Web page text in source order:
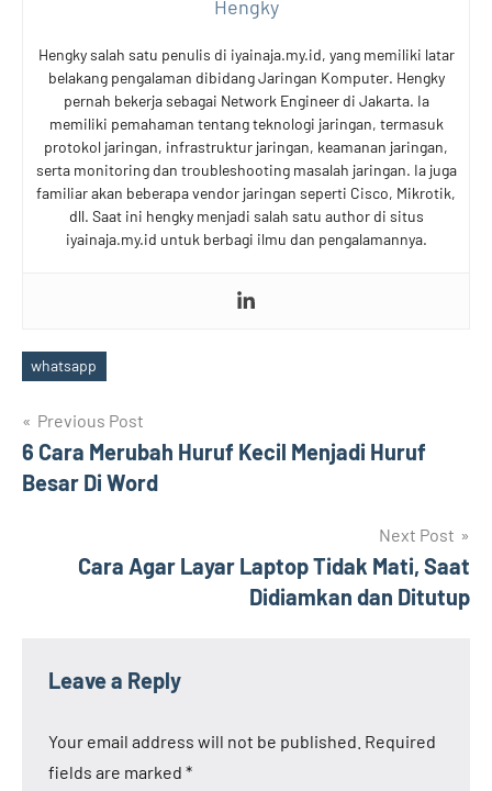
Hengky
Hengky salah satu penulis di iyainaja.my.id, yang memiliki latar
belakang pengalaman dibidang Jaringan Komputer. Hengky
pernah bekerja sebagai Network Engineer di Jakarta. Ia
memiliki pemahaman tentang teknologi jaringan, termasuk
protokol jaringan, infrastruktur jaringan, keamanan jaringan,
serta monitoring dan troubleshooting masalah jaringan. Ia juga
familiar akan beberapa vendor jaringan seperti Cisco, Mikrotik,
dll. Saat ini hengky menjadi salah satu author di situs
iyainaja.my.id untuk berbagi ilmu dan pengalamannya.
Tags
whatsapp
Post
navigation
Previous Post
6 Cara Merubah Huruf Kecil Menjadi Huruf
Besar Di Word
Next Post
Cara Agar Layar Laptop Tidak Mati, Saat
Didiamkan dan Ditutup
Leave a Reply
Your email address will not be published. Required
fields are marked *